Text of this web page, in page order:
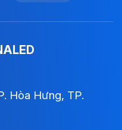
Hòa Hưng, TP.